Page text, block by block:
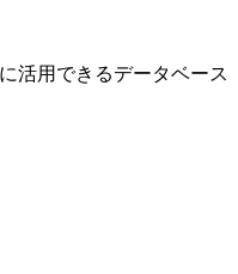
活用できるデータベース